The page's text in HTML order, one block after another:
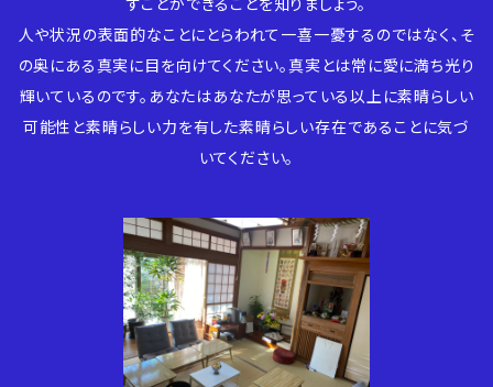
すことができることを知りましょう。
人や状況の表面的なことにとらわれて一喜一憂するのではなく、そ
の奥にある真実に目を向けてください。真実とは常に愛に満ち光り
輝いているのです。あなたはあなたが思っている以上に素晴らしい
可能性と素晴らしい力を有した素晴らしい存在であることに気づ
いてください。